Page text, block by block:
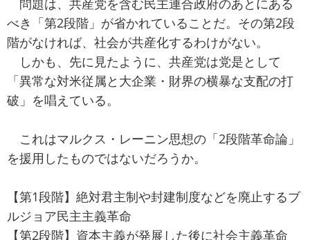
問題は、共産党を含む民主連合政府のあとにある
べき「第2段階」が省かれていることだ。その第2段
階がなければ、社会が共産化するわけがない。
しかも、先に見たように、共産党は党是として
「異常な対米従属と大企業・財界の横暴な支配の打
破」を唱えている。
これはマルクス・レーニン思想の「2段階革命論」
を援用したものではないだろうか。
【第1段階】絶対君主制や封建制度などを廃止するブ
ルジョア民主主義革命
【第2段階】資本主義が発展した後に社会主義革命